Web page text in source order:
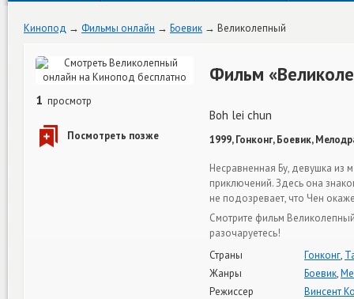
Кинопод Фильмы онлайн Боевик Великолепный
1 просмотр
Фильм
Boh lei chun
1999, Гонконг, Боевик,
Несравненная Бу, девушка из
приключений. Здесь она
не подозревает, что Чен
Смотрите фильм
разочаруетесь!
Страны
Гонконг,
Жанры
Боевик,
Режиссер
Винсент